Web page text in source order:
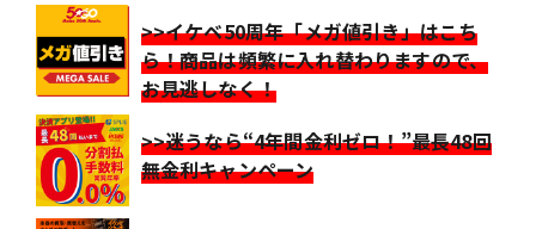
>>イケベ50周年「メガ値引き」はこち
ら！商品は頻繁に入れ替わりますので、
お見逃しなく！
>>迷うなら“4年間金利ゼロ！”最長48回
無金利キャンペーン